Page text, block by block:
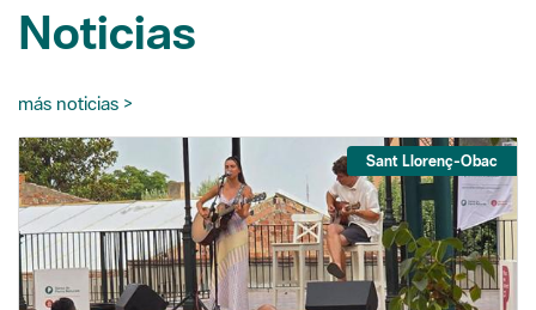
Noticias
más noticias >
Sant Llorenç-Obac